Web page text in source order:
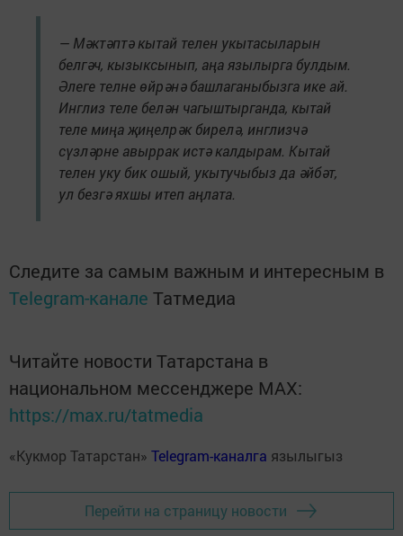
— Мәктәптә кытай телен укытасыларын
белгәч, кызыксынып, аңа язылырга булдым.
Әлеге телне өйрәнә башлаганыбызга ике ай.
Инглиз теле белән чагыштырганда, кытай
теле миңа җиңелрәк бирелә, инглизчә
сүзләрне авыррак истә калдырам. Кытай
телен уку бик ошый, укытучыбыз да әйбәт,
ул безгә яхшы итеп аңлата.
Следите за самым важным и интересным в
Telegram-канале Татмедиа
Читайте новости Татарстана в
национальном мессенджере MАХ:
https://max.ru/tatmedia
«Кукмор Татарстан» Telegram-каналга язылыгыз
Перейти на страницу новости